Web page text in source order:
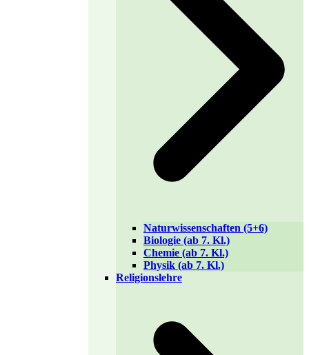
Naturwissenschaften (5+6)
Biologie (ab 7. Kl.)
Chemie (ab 7. Kl.)
Physik (ab 7. Kl.)
Religionslehre